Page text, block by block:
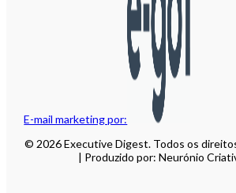
E-mail marketing por:
© 2026 Executive Digest. Todos os
| Produzido por: Neurónio